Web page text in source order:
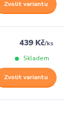
Zvolit variantu
439 Kč/ks
Skladem
Zvolit variantu